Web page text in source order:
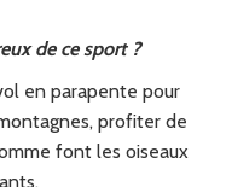
de ce sport ?
en parapente pour
profiter de
font les oiseaux